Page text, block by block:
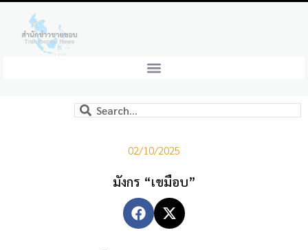
02/10/2025
มังกร “เขมือบ”